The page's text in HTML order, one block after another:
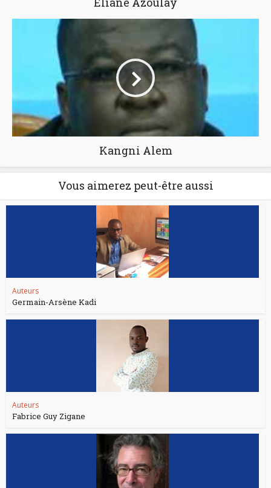
Kangni Alem
Vous aimerez peut-être aussi
Auteurs
Germain-Arsène Kadi
Auteurs
Fabrice Guy Zigane